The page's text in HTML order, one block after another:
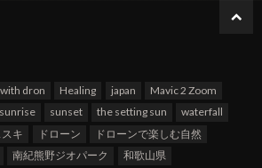
dron Healing japan
Mavic 2 Zoom
sunrise sunset the setting sun
waterfall
スキ ドローン
ドローンで楽しむ自然
南紀熊野ジオパーク
和歌山県